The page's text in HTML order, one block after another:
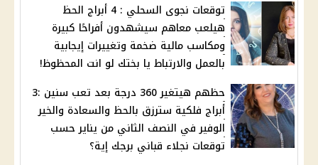
توقعات نجوى السحلي : 4 أبراج الحظ
هيلعب معاهم سيشهدون أفراحًا كبيرة
ومكاسب مالية ضخمة وتغييرات إيجابية
بالعمل والارتباط يا بختك لو انت المحظوظ!
حظهم هيتغير 360 درجة بعد تعب سنين :3
أبراج فلكية سترزق بالحظ والسعادة والخير
الوفير في النصف الثاني من يناير حسب
توقعات نجلاء قباني برجك إية؟